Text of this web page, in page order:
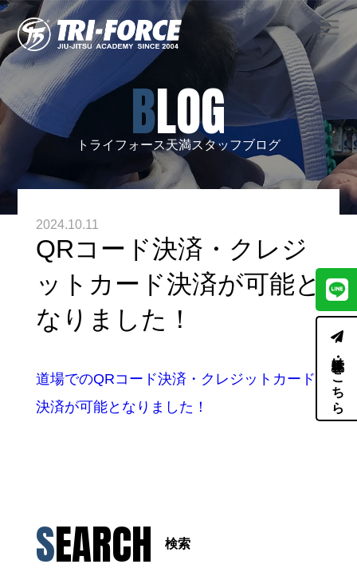
BLOG
トライフォース天満スタッフブログ
2024.10.11
QRコード決済・クレジ
ットカード決済が可能と
なりました！
道場でのQRコード決済・クレジットカード
決済が可能となりました！
SEARCH 検索
体験・見学はこちら